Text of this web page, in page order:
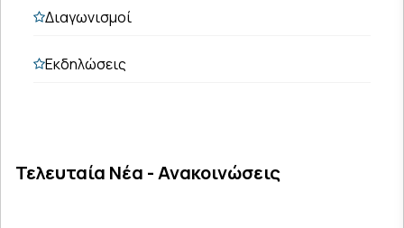
Διαγωνισμοί
Εκδηλώσεις
Τελευταία Νέα - Ανακοινώσεις